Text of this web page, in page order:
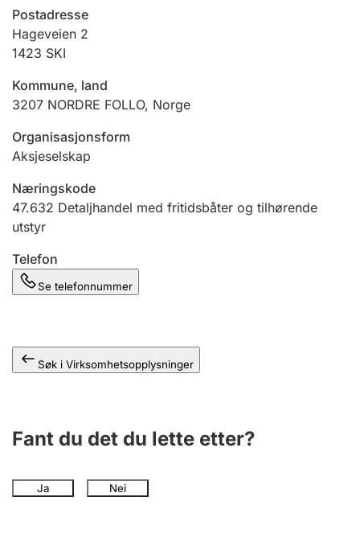
Andre tema
Postadresse
Hageveien 2
1423 SKI
Kommune, land
3207 NORDRE FOLLO, Norge
Organisasjonsform
Aksjeselskap
Næringskode
47.632 Detaljhandel med fritidsbåter og tilhørende
utstyr
Telefon
Se telefonnummer
Søk i Virksomhetsopplysninger
Fant du det du lette etter?
Ja Nei